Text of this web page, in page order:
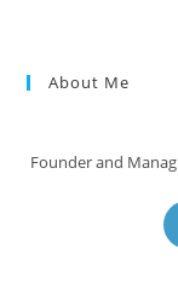
About Me
Founder and